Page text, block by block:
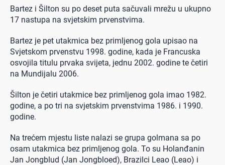
Bartez i Šilton su po deset puta sačuvali mrežu u ukupno
17 nastupa na svjetskim prvenstvima.
Bartez je pet utakmica bez primljenog gola upisao na
Svjetskom prvenstvu 1998. godine, kada je Francuska
osvojila titulu prvaka svijeta, jednu 2002. godine te četiri
na Mundijalu 2006.
Šilton je četiri utakmice bez primljenog gola imao 1982.
godine, a po tri na svjetskim prvenstvima 1986. i 1990.
godine.
Na trećem mjestu liste nalazi se grupa golmana sa po
osam utakmica bez primljenog gola. To su Holanđanin
Jan Jongblud (Jan Jongbloed), Brazilci Leao (Leao) i